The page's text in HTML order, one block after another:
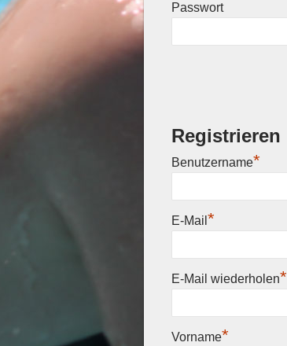
Passwort
Registrieren
Benutzername*
E-Mail *
E-Mail wiederholen*
Vorname*